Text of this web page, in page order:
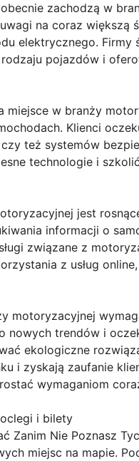
zachodzą w
na coraz większą
elektrycznego.
pojazdów i
miejsce w branży
Klienci
też systemów
technologie i
jest
informacji o
związane z
z usług
motoryzacyjnej
nowych trendów i
ekologiczne
i zyskają zaufanie
wymaganiom
i bilety
Zanim Nie Poznasz
miejsc na mapie.